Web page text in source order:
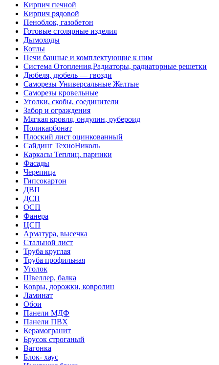
Кирпич печной
Кирпич рядовой
Пеноблок, газобетон
Готовые столярные изделия
Дымоходы
Котлы
Печи банные и комплектующие к ним
Система Отопления,Радиаторы, радиаторные решетки
Дюбеля, дюбель — гвозди
Саморезы Универсальные Желтые
Саморезы кровельные
Уголки, скобы, соединители
Забор и ограждения
Мягкая кровля, ондулин, рубероид
Поликарбонат
Плоский лист оцинкованный
Сайдинг ТехноНиколь
Каркасы Теплиц, парники
Фасады
Черепица
Гипсокартон
ДВП
ДСП
ОСП
Фанера
ЦСП
Арматура, высечка
Стальной лист
Труба круглая
Труба профильная
Уголок
Швеллер, балка
Ковры, дорожки, ковролин
Ламинат
Обои
Панели МДФ
Панели ПВХ
Керамогранит
Брусок строганый
Вагонка
Блок- хаус